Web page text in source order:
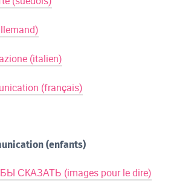
(italien)
(français)
(enfants)
СКАЗАТЬ (images pour le dire)